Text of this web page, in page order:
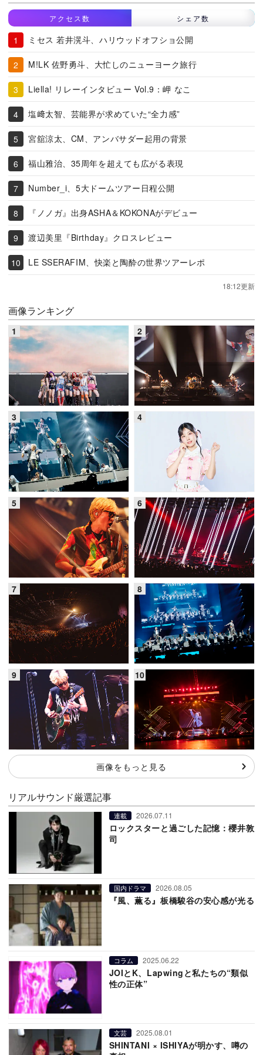
アクセス数 シェア数
ミセス 若井滉斗、ハリウッドオフショ公開
M!LK 佐野勇斗、大忙しのニューヨーク旅行
Liella! リレーインタビュー Vol.9：岬 なこ
塩﨑太智、芸能界が求めていた“全力感”
宮舘涼太、CM、アンバサダー起用の背景
福山雅治、35周年を超えても広がる表現
Number_i、5大ドームツアー日程公開
『ノノガ』出身ASHA＆KOKONAがデビュー
渡辺美里『Birthday』クロスレビュー
LE SSERAFIM、快楽と陶酔の世界ツアーレポ
18:12更新
画像ランキング
画像をもっと見る
リアルサウンド厳選記事
連載 2026.07.11
ロックスターと過ごした記憶：櫻井敦
司
国内ドラマ 2026.08.05
『風、薫る』板橋駿谷の安心感が光る
コラム 2025.06.22
JOIとK、Lapwingと私たちの“類似
性の正体”
文芸 2025.08.01
SHINTANI × ISHIYAが明かす、噂の